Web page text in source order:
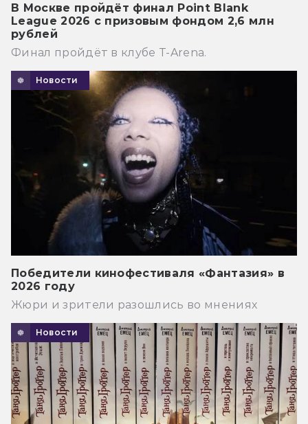
В Москве пройдёт финал Point Blank
League 2026 с призовым фондом 2,6 млн
рублей
Финал пройдёт в клубе T-Arena.
Новости
Победители кинофестиваля «Фантазия» в
2026 году
Жюри и зрители разошлись во мнениях
Новости